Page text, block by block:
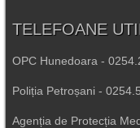
TELEFOANE
OPC Hunedoara -
Poliția Petroșani -
Agenția de Protecția